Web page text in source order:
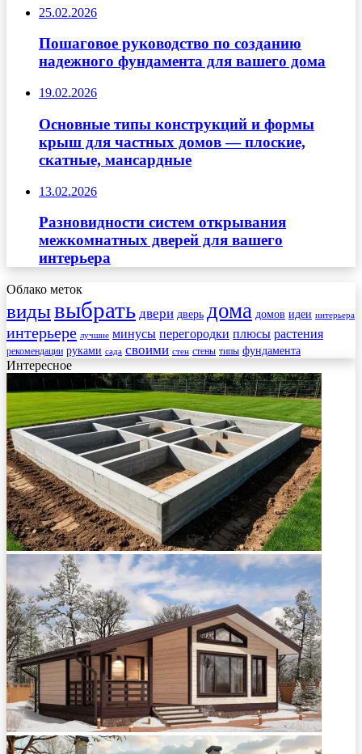
25.02.2026
Пошаговое руководство по созданию
надежного фундамента для вашего дома
19.02.2026
Основные типы конструкций и формы
крыш для частных домов — плоские,
скатные, мансардные
13.02.2026
Разновидности систем открывания
межкомнатных дверей для вашего
интерьера
Облако меток
видывыбрать двери дверь дома домов идеи интерьера
интерьере лучшие минусы перегородки плюсы растения
рекомендации руками сада своими стен стены типы фундамента
Интересное